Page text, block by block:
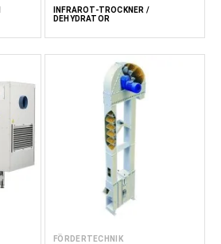
INFRAROT-TROCKNER /
DEHYDRATOR
FÖRDERTECHNIK